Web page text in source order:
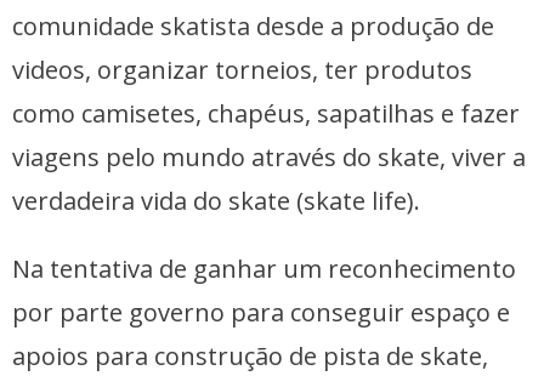
comunidade skatista desde a produção de
videos, organizar torneios, ter produtos
como camisetes, chapéus, sapatilhas e fazer
viagens pelo mundo através do skate, viver a
verdadeira vida do skate (skate life).
Na tentativa de ganhar um reconhecimento
por parte governo para conseguir espaço e
apoios para construção de pista de skate,